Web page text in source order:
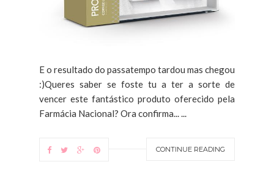
E o resultado do passatempo tardou mas chegou
:)Queres saber se foste tu a ter a sorte de
vencer este fantástico produto oferecido pela
Farmácia Nacional? Ora confirma... ...
CONTINUE READING